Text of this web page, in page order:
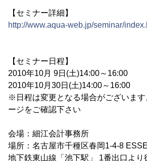
【セミナー詳細】
http://www.aqua-web.jp/seminar/
【セミナー日程】
2010年10月 9日(土)14:00～16:00
2010年10月30日(土)14:00～16:00
※日程は変更となる場合がございま
ージをご確認下さい
会場：細江会計事務所
場所：名古屋市千種区春岡1-4-8
地下鉄東山線「池下駅」 1番出口より